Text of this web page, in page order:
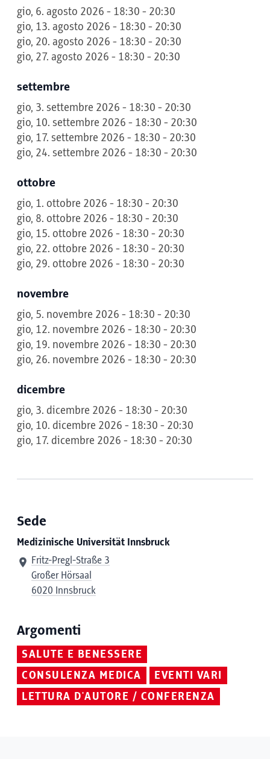
gio, 6. agosto 2026 - 18:30 - 20:30
gio, 13. agosto 2026 - 18:30 - 20:30
gio, 20. agosto 2026 - 18:30 - 20:30
gio, 27. agosto 2026 - 18:30 - 20:30
settembre
gio, 3. settembre 2026 - 18:30 - 20:30
gio, 10. settembre 2026 - 18:30 - 20:30
gio, 17. settembre 2026 - 18:30 - 20:30
gio, 24. settembre 2026 - 18:30 - 20:30
ottobre
gio, 1. ottobre 2026 - 18:30 - 20:30
gio, 8. ottobre 2026 - 18:30 - 20:30
gio, 15. ottobre 2026 - 18:30 - 20:30
gio, 22. ottobre 2026 - 18:30 - 20:30
gio, 29. ottobre 2026 - 18:30 - 20:30
novembre
gio, 5. novembre 2026 - 18:30 - 20:30
gio, 12. novembre 2026 - 18:30 - 20:30
gio, 19. novembre 2026 - 18:30 - 20:30
gio, 26. novembre 2026 - 18:30 - 20:30
dicembre
gio, 3. dicembre 2026 - 18:30 - 20:30
gio, 10. dicembre 2026 - 18:30 - 20:30
gio, 17. dicembre 2026 - 18:30 - 20:30
Sede
Medizinische Universität Innsbruck
Fritz-Pregl-Straße 3
Großer Hörsaal
6020 Innsbruck
Argomenti
SALUTE E BENESSERE
CONSULENZA MEDICA
EVENTI VARI
LETTURA D'AUTORE / CONFERENZA